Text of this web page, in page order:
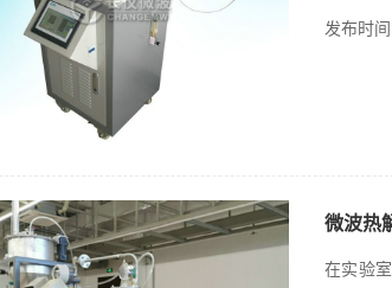
发布时
微波热
在实验